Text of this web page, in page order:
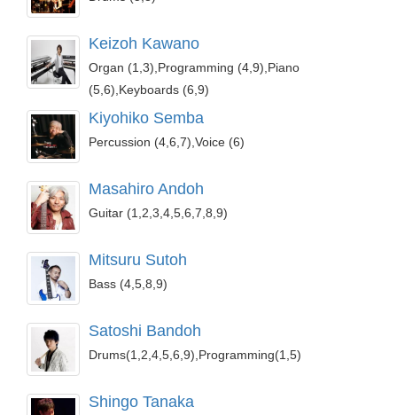
Keizoh Kawano
Organ (1,3),Programming (4,9),Piano
(5,6),Keyboards (6,9)
Kiyohiko Semba
Percussion (4,6,7),Voice (6)
Masahiro Andoh
Guitar (1,2,3,4,5,6,7,8,9)
Mitsuru Sutoh
Bass (4,5,8,9)
Satoshi Bandoh
Drums(1,2,4,5,6,9),Programming(1,5)
Shingo Tanaka